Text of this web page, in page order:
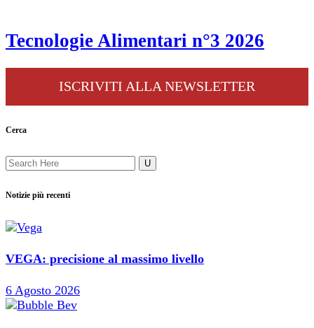
Tecnologie Alimentari n°3 2026
ISCRIVITI ALLA NEWSLETTER
Cerca
Notizie più recenti
VEGA: precisione al massimo livello
6 Agosto 2026